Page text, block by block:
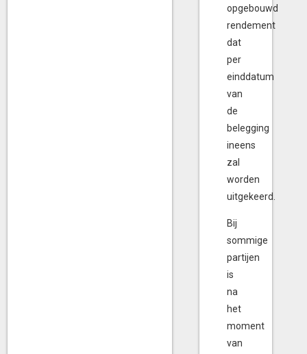
opgebouwd
rendement
dat
per
einddatum
van
de
belegging
ineens
zal
worden
uitgekeerd.
Bij
sommige
partijen
is
na
het
moment
van